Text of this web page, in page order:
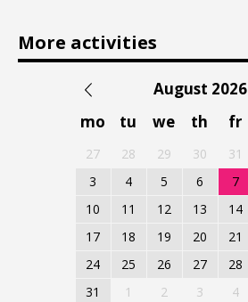
More activities
August 2026
mo
tu we th fr
27 28 29 30 31
3
4 5 6 7
10
11 12 13 14
17
18 19 20 21
24
25 26 27 28
31
1 2 3 4